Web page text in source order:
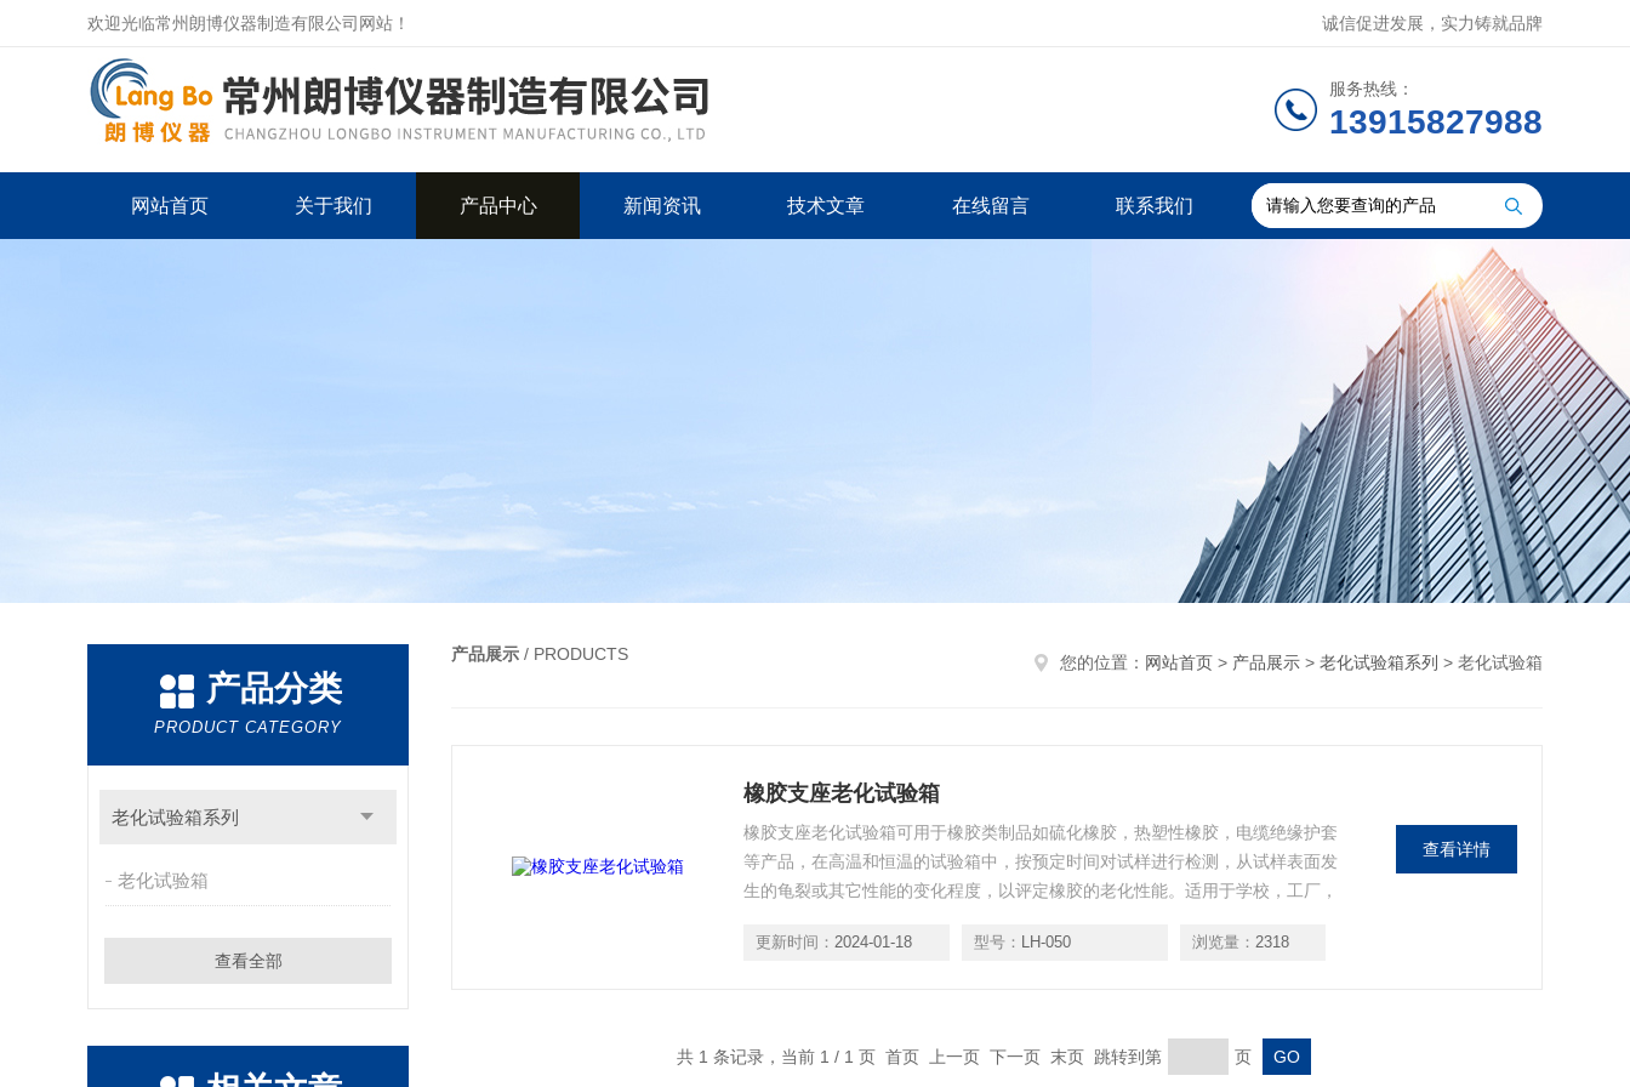
欢迎光临常州朗博仪器制造有限公司网站！ 诚信促进发展，实力铸就品牌
服务热线：
13915827988
网站首页 关于我们 产品中心 新闻资讯 技术文章 在线留言 联系我们
产品分类
PRODUCT CATEGORY
老化试验箱系列
老化试验箱
查看全部
产品展示 / PRODUCTS 您的位置： 网站首页 > 产品展示 > 老化试验箱系列 > 老化试验箱
橡胶支座老化试验箱
橡胶支座老化试验箱可用于橡胶类制品如硫化橡胶，热塑性橡胶，电缆绝缘护套
等产品，在高温和恒温的试验箱中，按预定时间对试样进行检测，从试样表面发
生的龟裂或其它性能的变化程度，以评定橡胶的老化性能。适用于学校，工厂，
更新时间： 2024-01-18 型号： LH-050 浏览量： 2318
查看详情
共 1 条记录，当前 1 / 1 页 首页 上一页 下一页 末页 跳转到第 页